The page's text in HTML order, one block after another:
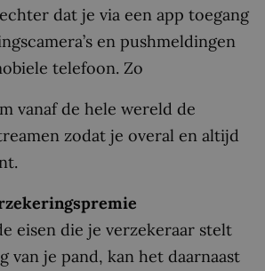
dat je via een app toegang
en pushmeldingen
telefoon. Zo
vanaf de hele wereld de
zodat je overal en altijd
eisen die je verzekeraar stelt
van je pand, kan het daarnaast